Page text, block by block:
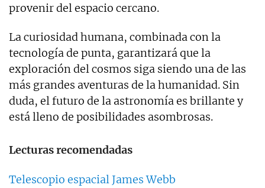
provenir del espacio cercano.
La curiosidad humana, combinada con la
tecnología de punta, garantizará que la
exploración del cosmos siga siendo una de las
más grandes aventuras de la humanidad. Sin
duda, el futuro de la astronomía es brillante y
está lleno de posibilidades asombrosas.
Lecturas recomendadas
Telescopio espacial James Webb